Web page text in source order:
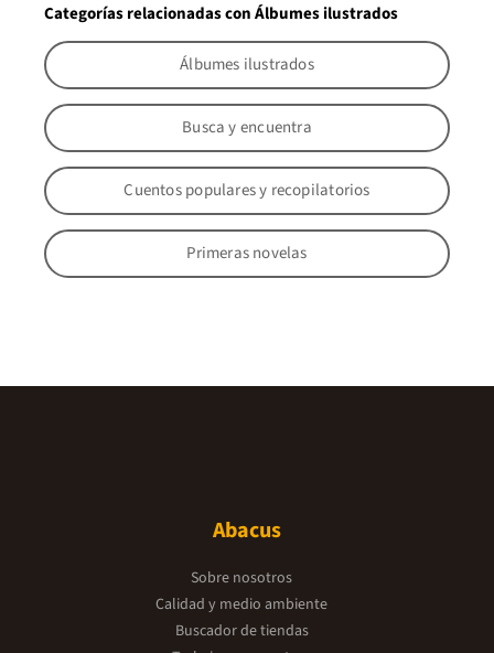
Categorías relacionadas con Álbumes ilustrados
Álbumes ilustrados
Busca y encuentra
Cuentos populares y recopilatorios
Primeras novelas
Abacus
Sobre nosotros
Calidad y medio ambiente
Buscador de tiendas